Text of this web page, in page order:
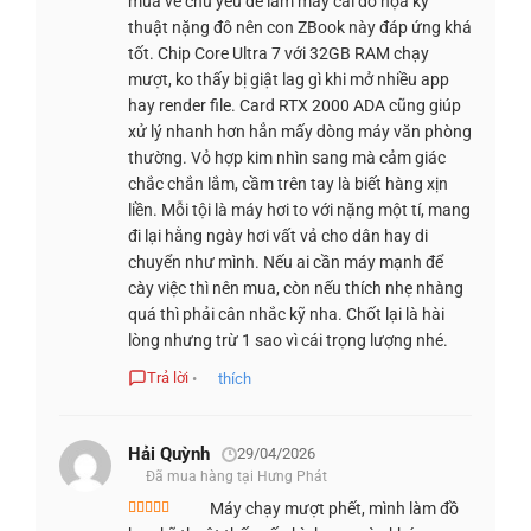
Intel Core Ultra 7 165Hđược xây dựng trên kiến trúc tiên
tiến, đạt tốc độ tối đa lên đến 5.0 GHz, đi kèm 16 nhân và
22 luồng xử lý, giúp tăng cường hiệu suất cho các ứng
dụng cần khả năng tính toán cao. Sự tối ưu về điện năng
và khả năng duy trì hiệu suất ổn định khi tải nặng mang lại
sự tin cậy cho người dùng chuyên nghiệp trong mọi tình
huống. Đây là một trong những yếu tố quyết định đến khả
năng đáp ứng liên tục trong môi trường làm việc áp lực
Đi cùng CPU là NVIDIA RTX 2000 Ada Generation 8GB
, hỗ trợ các công nghệ nhưRay-Tracing
họa nặng một cách trơn tru và chính xác. Bên cạnh đó, hệ
SSD PCIe Gen4 1TB , mang lại tốc độ truy xuất dữ liệu
nhanh chóng, lý tưởng cho những công việc yêu cầu xử lý
đồng thời nhiều tác vụ hoặc tập tin dung lượng lớn. Tất cả
hạng4 5
sao
thuật nặng đô nên con ZBook này đáp ứng khá
tốt. Chip Core Ultra 7 với 32GB RAM chạy
mượt, ko thấy bị giật lag gì khi mở nhiều app
hay render file. Card RTX 2000 ADA cũng giúp
xử lý nhanh hơn hẳn mấy dòng máy văn phòng
thường. Vỏ hợp kim nhìn sang mà cảm giác
chắc chắn lắm, cầm trên tay là biết hàng xịn
liền. Mỗi tội là máy hơi to với nặng một tí, mang
đi lại hằng ngày hơi vất vả cho dân hay di
chuyển như mình. Nếu ai cần máy mạnh để
cày việc thì nên mua, còn nếu thích nhẹ nhàng
quá thì phải cân nhắc kỹ nha. Chốt lại là hài
lòng nhưng trừ 1 sao vì cái trọng lượng nhé.
Trả lời • thích
Hải Quỳnh 29/04/2026
Đã mua hàng tại Hưng Phát
Máy chạy mượt phết, mình làm đồ